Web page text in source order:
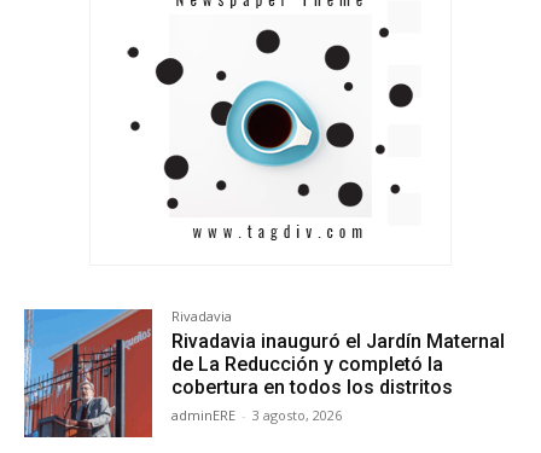
Rivadavia
Rivadavia inauguró el Jardín Maternal
de La Reducción y completó la
cobertura en todos los distritos
adminERE - 3 agosto, 2026